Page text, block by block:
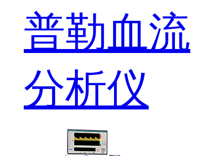
普勒血流
分析仪